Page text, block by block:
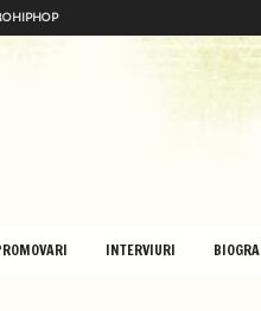
INTERVIURI